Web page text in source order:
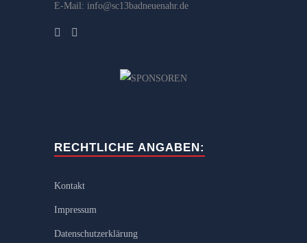
E-Mail: info@sc13badneuenahr.de
RECHTLICHE ANGABEN:
Kontakt
Impressum
Datenschutzerklärung